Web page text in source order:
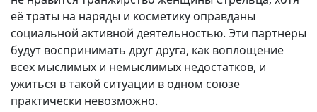
её траты на наряды и косметику оправданы
социальной активной деятельностью. Эти партнеры
будут воспринимать друг друга, как воплощение
всех мыслимых и немыслимых недостатков, и
ужиться в такой ситуации в одном союзе
практически невозможно.